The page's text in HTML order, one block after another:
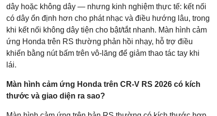
dây hoặc không dây — nhưng kinh nghiệm thực tế: kết nối
có dây ổn định hơn cho phát nhạc và điều hướng lâu, trong
khi kết nối không dây tiện cho bật/tắt nhanh. Màn hình cảm
ứng Honda trên RS thường phản hồi nhạy, hỗ trợ điều
khiển bằng nút bấm trên vô-lăng để giảm thao tác tay khi
lái.
Màn hình cảm ứng Honda trên CR-V RS 2026 có kích
thước và giao diện ra sao?